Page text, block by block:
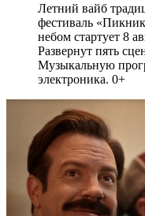
Летний вайб
фестиваль
небом стартует 8
Развернут пять
Музыкальную
электроника. 0+